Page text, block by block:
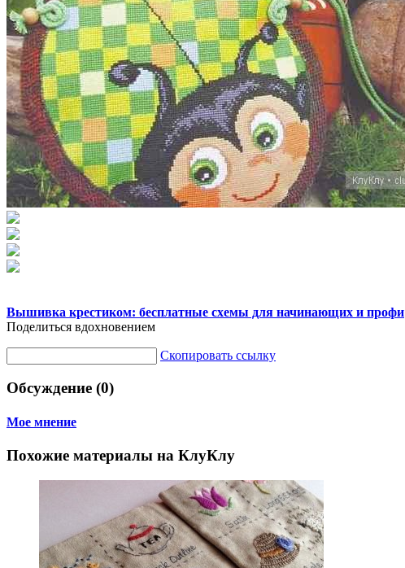
Вышивка крестиком: бесплатные схемы для начинающих и профи
Поделиться вдохновением
Скопировать ссылку
Обсуждение (0)
Мое мнение
Похожие материалы на КлуКлу